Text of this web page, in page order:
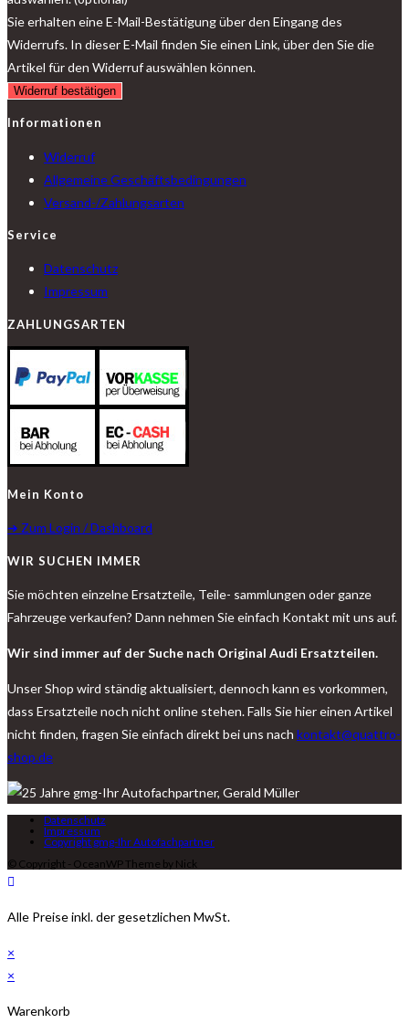
Sie erhalten eine E-Mail-Bestätigung über den Eingang des
Widerrufs. In dieser E-Mail finden Sie einen Link, über den Sie die
Artikel für den Widerruf auswählen können.
Widerruf bestätigen
Informationen
Widerruf
Allgemeine Geschäftsbedingungen
Versand-/Zahlungsarten
Service
Datenschutz
Impressum
ZAHLUNGSARTEN
Mein Konto
➔ Zum Login / Dashboard
WIR SUCHEN IMMER
Sie möchten einzelne Ersatzteile, Teile- sammlungen oder ganze
Fahrzeuge verkaufen? Dann nehmen Sie einfach Kontakt mit uns auf.
Wir sind immer auf der Suche nach Original Audi Ersatzteilen.
Unser Shop wird ständig aktualisiert, dennoch kann es vorkommen,
dass Ersatzteile noch nicht online stehen. Falls Sie hier einen Artikel
nicht finden, fragen Sie einfach direkt bei uns nach kontakt@quattro-
shop.de
Datenschutz
Impressum
Copyright gmg-Ihr Autofachpartner
© Copyright - OceanWP Theme by Nick
Alle Preise inkl. der gesetzlichen MwSt.
×
×
Warenkorb